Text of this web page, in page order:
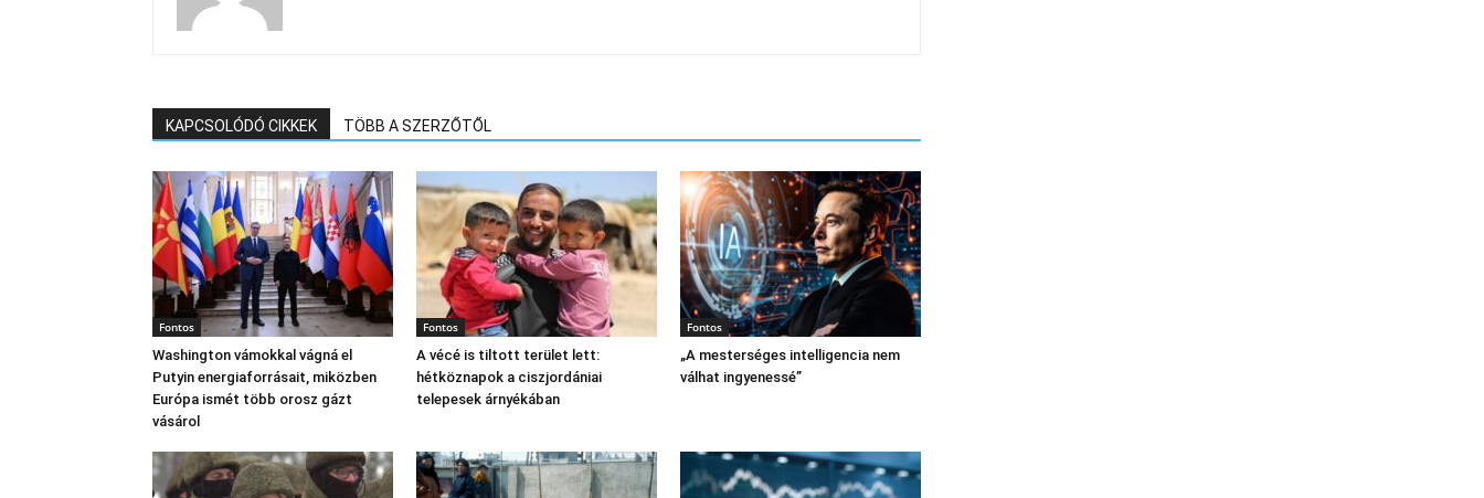
KAPCSOLÓDÓ CIKKEK TÖBB A SZERZŐTŐL
Fontos
Washington vámokkal vágná el
Putyin energiaforrásait, miközben
Európa ismét több orosz gázt
vásárol
Fontos
A vécé is tiltott terület lett:
hétköznapok a ciszjordániai
telepesek árnyékában
Fontos
„A mesterséges intelligencia nem
válhat ingyenessé”